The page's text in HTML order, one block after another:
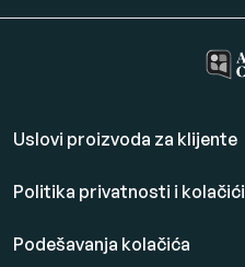
Uslovi proizvoda za klijente
Politika privatnosti i kolačići
Podešavanja kolačića